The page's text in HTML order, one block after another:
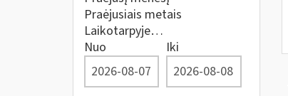
Praėjusiais metais
Laikotarpyje…
Nuo
Iki